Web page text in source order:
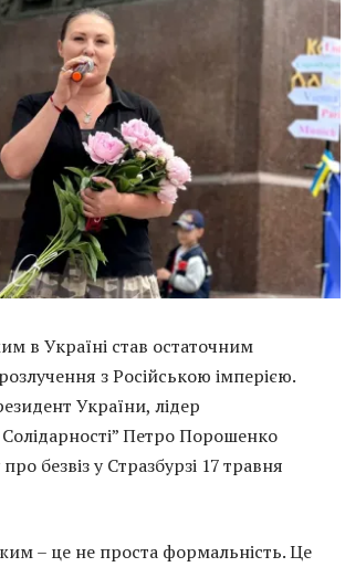
в Україні став остаточним
з Російською імперією.
України, лідер
Петро Порошенко
безвіз у Стразбурзі 17 травня
– це не проста формальність. Це